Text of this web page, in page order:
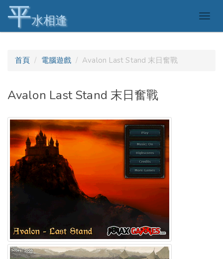
平水相逢
首頁 電腦遊戲 Avalon Last Stand 末日奮戰
Avalon Last Stand 末日奮戰